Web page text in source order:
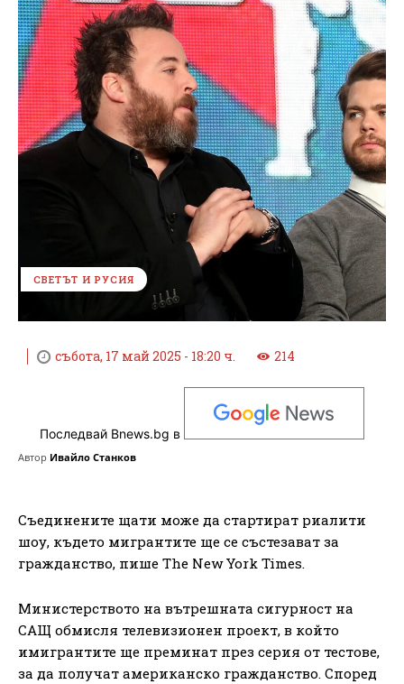
СВЕТЪТ И РУСИЯ
събота, 17 май 2025 - 18:20 ч. 214
Последвай Bnews.bg в
Автор Ивайло Станков
Съединените щати може да стартират риалити
шоу, където мигрантите ще се състезават за
гражданство, пише The New York Times.
Министерството на вътрешната сигурност на
САЩ обмисля телевизионен проект, в който
имигрантите ще преминат през серия от тестове,
за да получат американско гражданство. Според